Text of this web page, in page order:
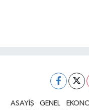
ASAYİŞ GENEL